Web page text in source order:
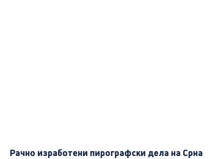
Рачно изработени пирографски дела на Срна